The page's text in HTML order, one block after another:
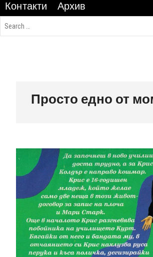
Контакти
Архив
Просто едно от